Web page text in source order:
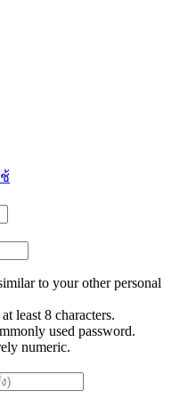
to your other personal
least 8 characters.
used password.
numeric.